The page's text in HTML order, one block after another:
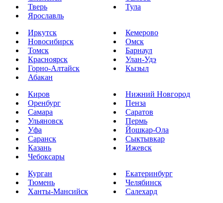
Тверь
Тула
Ярославль
Иркутск
Кемерово
Новосибирск
Омск
Томск
Барнаул
Красноярск
Улан-Удэ
Горно-Алтайск
Кызыл
Абакан
Киров
Нижний Новгород
Оренбург
Пенза
Самара
Саратов
Ульяновск
Пермь
Уфа
Йошкар-Ола
Саранск
Сыктывкар
Казань
Ижевск
Чебоксары
Курган
Екатеринбург
Тюмень
Челябинск
Ханты-Мансийск
Салехард